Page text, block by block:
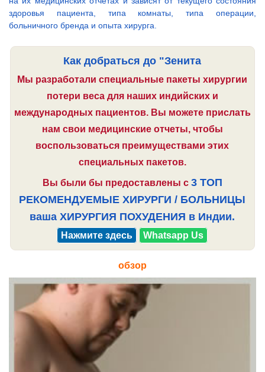
здоровья пациента, типа комнаты, типа операции,
больничного бренда и опыта хирурга.
Как добраться до "Зенита
Мы разработали специальные пакеты хирургии
потери веса для наших индийских и
международных пациентов. Вы можете прислать
нам свои медицинские отчеты, чтобы
воспользоваться преимуществами этих
специальных пакетов.
Вы были бы предоставлены с 3 ТОП
РЕКОМЕНДУЕМЫЕ ХИРУРГИ / БОЛЬНИЦЫ
ваша ХИРУРГИЯ ПОХУДЕНИЯ в Индии.
Нажмите здесь Whatsapp Us
обзор